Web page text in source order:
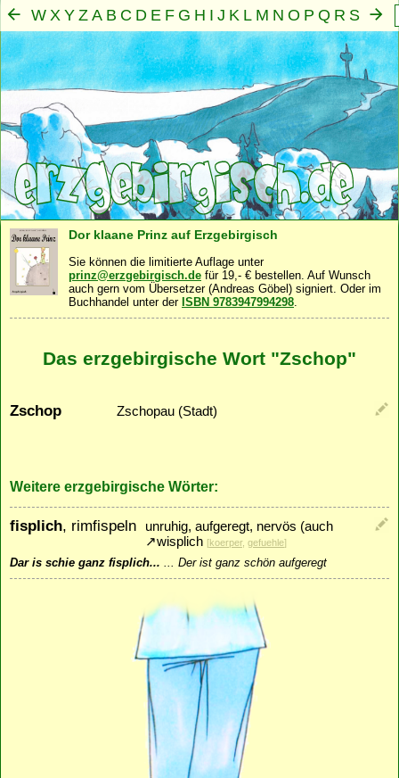
W X Y Z A B C D E F G H I J K L M N O P Q R S
T U V
Mensch·Seele·Geist·Familie·Gemeinschaft·
Dor klaane Prinz auf Erzgebirgisch
Sie können die limitierte Auflage unter
prinz@erzgebirgisch.de für 19,- € bestellen. Auf Wunsch
auch gern vom Übersetzer (Andreas Göbel) signiert. Oder im
Buchhandel unter der ISBN 9783947994298.
Das erzgebirgische Wort "Zschop"
Zschop Zschopau (Stadt)
Weitere erzgebirgische Wörter:
fisplich, rimfispeln
unruhig, aufgeregt, nervös (auch
↗wisplich [koerper, gefuehle]
Dar is schie ganz fisplich... ... Der ist ganz schön aufgeregt